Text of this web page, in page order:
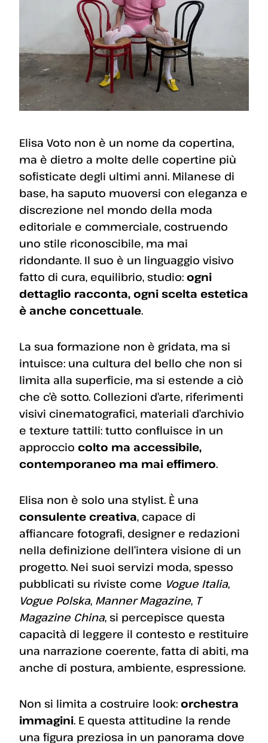
Elisa Voto non è un nome da copertina,
ma è dietro a molte delle copertine più
sofisticate degli ultimi anni. Milanese di
base, ha saputo muoversi con eleganza e
discrezione nel mondo della moda
editoriale e commerciale, costruendo
uno stile riconoscibile, ma mai
ridondante. Il suo è un linguaggio visivo
fatto di cura, equilibrio, studio: ogni
dettaglio racconta, ogni scelta estetica
è anche concettuale.
La sua formazione non è gridata, ma si
intuisce: una cultura del bello che non si
limita alla superficie, ma si estende a ciò
che c’è sotto. Collezioni d’arte, riferimenti
visivi cinematografici, materiali d’archivio
e texture tattili: tutto confluisce in un
approccio colto ma accessibile,
contemporaneo ma mai effimero.
Elisa non è solo una stylist. È una
consulente creativa, capace di
affiancare fotografi, designer e redazioni
nella definizione dell’intera visione di un
progetto. Nei suoi servizi moda, spesso
pubblicati su riviste come Vogue Italia,
Vogue Polska, Manner Magazine, T
Magazine China, si percepisce questa
capacità di leggere il contesto e restituire
una narrazione coerente, fatta di abiti, ma
anche di postura, ambiente, espressione.
Non si limita a costruire look: orchestra
immagini. E questa attitudine la rende
una figura preziosa in un panorama dove